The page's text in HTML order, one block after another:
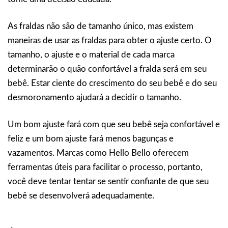
As fraldas não são de tamanho único, mas existem
maneiras de usar as fraldas para obter o ajuste certo. O
tamanho, o ajuste e o material de cada marca
determinarão o quão confortável a fralda será em seu
bebê. Estar ciente do crescimento do seu bebê e do seu
desmoronamento ajudará a decidir o tamanho.
Um bom ajuste fará com que seu bebê seja confortável e
feliz e um bom ajuste fará menos bagunças e
vazamentos. Marcas como Hello Bello oferecem
ferramentas úteis para facilitar o processo, portanto,
você deve tentar tentar se sentir confiante de que seu
bebê se desenvolverá adequadamente.